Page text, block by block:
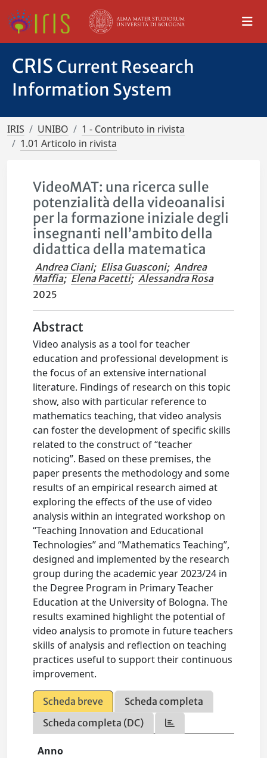
CRIS Current Research
Information System
IRIS UNIBO
1 - Contributo in rivista
1.01 Articolo in rivista
VideoMAT: una ricerca sulle
potenzialità della videoanalisi
per la formazione iniziale degli
insegnanti nell’ambito della
didattica della matematica
Andrea Ciani; Elisa Guasconi; Andrea
Maffia; Elena Pacetti; Alessandra Rosa
2025
Abstract
Video analysis as a tool for teacher
education and professional development is
the focus of an extensive international
literature. Findings of research on this topic
show, also with particular reference to
mathematics teaching, that video analysis
can foster the development of specific skills
related to the construct of “teacher
noticing”. Based on these premises, the
paper presents the methodology and some
results of an empirical research aimed at
exploring the effects of the use of video
analysis within an integrated workshop on
“Teaching Innovation and Educational
Technologies” and “Mathematics Teaching”,
designed and implemented by the research
group during the academic year 2023/24 in
the Degree Program in Primary Teacher
Education at the University of Bologna. The
results examined highlight the potential of
video analysis to promote in future teachers
skills of analysis and reflection on teaching
practices useful to support their continuous
improvement.
Scheda breve
Scheda completa
Scheda completa (DC)
Anno